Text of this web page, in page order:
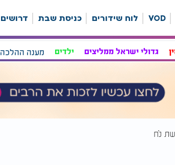
VOD לוח שידורים כניסת שבת דרושים
גדולי ישראל ממליצים ילדים מענה ההלכה